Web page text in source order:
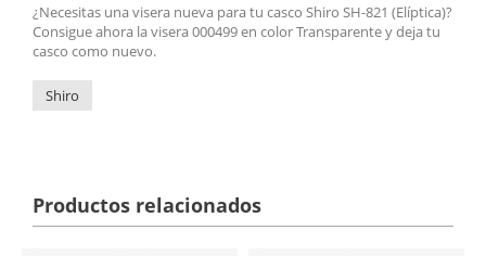
¿Necesitas una visera nueva para tu casco Shiro SH-821 (Elíptica)?
Consigue ahora la visera 000499 en color Transparente y deja tu
casco como nuevo.
Shiro
Productos relacionados